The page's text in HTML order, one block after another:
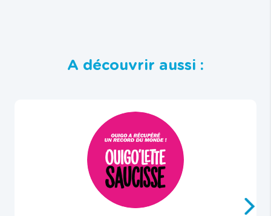
A découvrir aussi :